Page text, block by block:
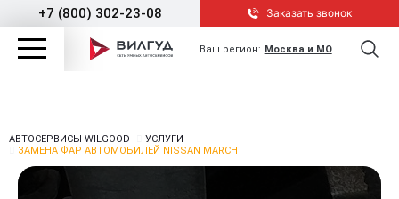
+7 (800) 302-23-08 Заказать звонок
Ваш регион: Москва и МО
АВТОСЕРВИСЫ WILGOOD
УСЛУГИ
ЗАМЕНА ФАР АВТОМОБИЛЕЙ NISSAN MARCH